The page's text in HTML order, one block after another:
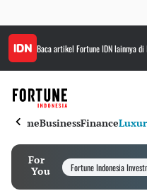
Baca artikel Fortune IDNlainnya di
HomeBusinessFinance
For
You
Fortune Indonesia